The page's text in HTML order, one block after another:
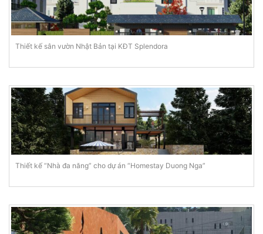
Thiết kế sân vườn Nhật Bản tại KĐT Splendora
Thiết kế “Nhà đa năng” cho dự án “Homestay Duong Nga”